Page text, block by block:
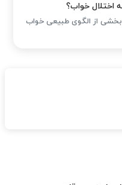
اختلال خواب؟
است بخشی از الگوی طبیعی خواب